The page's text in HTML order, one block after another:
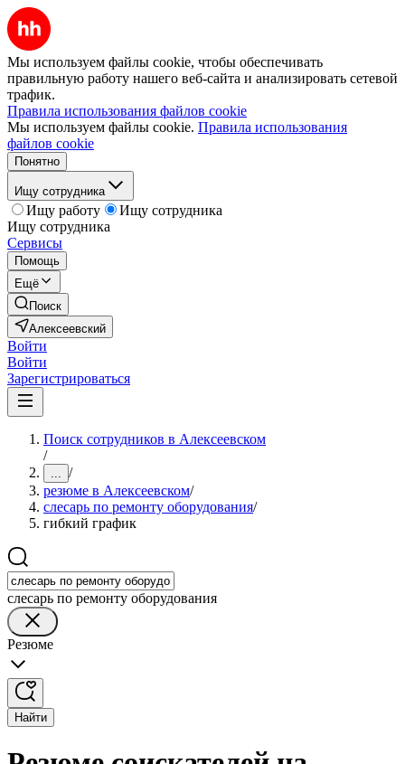
Мы используем файлы cookie, чтобы обеспечивать
правильную работу нашего веб-сайта и анализировать сетевой
трафик.
Правила использования файлов cookie
Мы используем файлы cookie. Правила использования
файлов cookie
Понятно
Ищу сотрудника
Ищу работу
Ищу сотрудника
Ищу сотрудника
Сервисы
Помощь
Ещё
Поиск
Алексеевский
Войти
Войти
Зарегистрироваться
Поиск сотрудников в Алексеевском
/
... /
резюме в Алексеевском/
слесарь по ремонту оборудования/
гибкий график
слесарь по ремонту оборудования
Резюме
Найти